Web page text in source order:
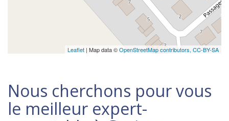
Leaflet | Map data ©OpenStreetMap contributors, CC-BY-SA
Nous cherchons pour vous
le meilleur expert-